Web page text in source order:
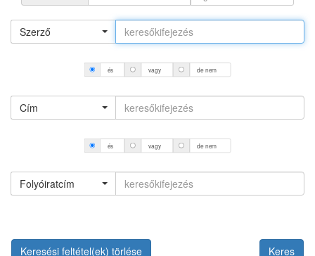
Szerző
és vagy de nem
Cím
és vagy de nem
Folyóiratcím
Keresési feltétel(ek) törlése